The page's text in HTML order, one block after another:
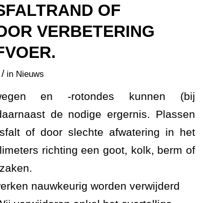
OF
VERBETERING
/ in Nieuws
en -rotondes kunnen (bij
de nodige ergernis. Plassen
of door slechte afwatering in het
richting een goot, kolk, berm of
nauwkeurig worden verwijderd